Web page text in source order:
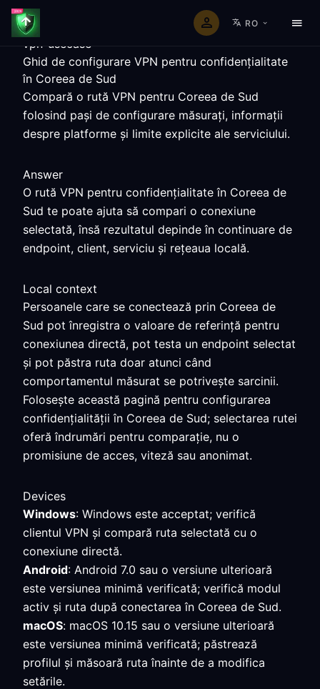
RO
vpn-usecase
Ghid de configurare VPN pentru confidențialitate
în Coreea de Sud
Compară o rută VPN pentru Coreea de Sud
folosind pași de configurare măsurați, informații
despre platforme și limite explicite ale serviciului.
Answer
O rută VPN pentru confidențialitate în Coreea de
Sud te poate ajuta să compari o conexiune
selectată, însă rezultatul depinde în continuare de
endpoint, client, serviciu și rețeaua locală.
Local context
Persoanele care se conectează prin Coreea de
Sud pot înregistra o valoare de referință pentru
conexiunea directă, pot testa un endpoint selectat
și pot păstra ruta doar atunci când
comportamentul măsurat se potrivește sarcinii.
Folosește această pagină pentru configurarea
confidențialității în Coreea de Sud; selectarea rutei
oferă îndrumări pentru comparație, nu o
promisiune de acces, viteză sau anonimat.
Devices
Windows: Windows este acceptat; verifică
clientul VPN și compară ruta selectată cu o
conexiune directă.
Android: Android 7.0 sau o versiune ulterioară
este versiunea minimă verificată; verifică modul
activ și ruta după conectarea în Coreea de Sud.
macOS: macOS 10.15 sau o versiune ulterioară
este versiunea minimă verificată; păstrează
profilul și măsoară ruta înainte de a modifica
setările.